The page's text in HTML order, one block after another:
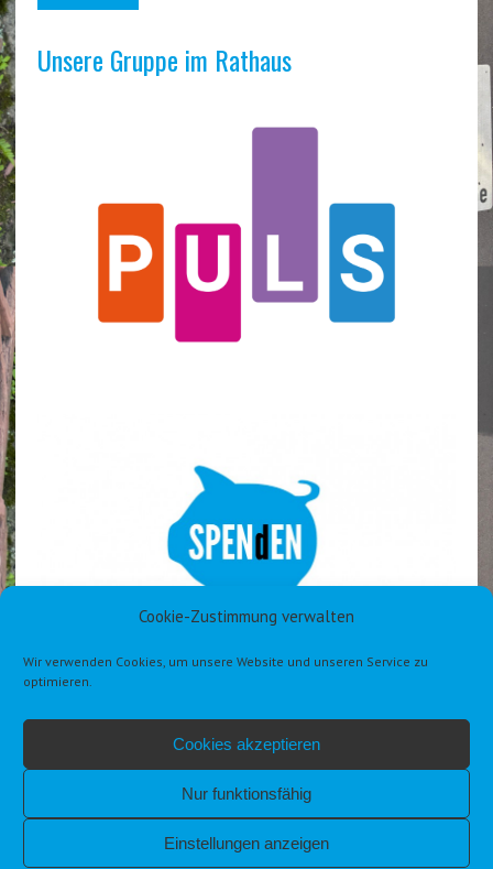
Cookie-Zustimmung verwalten
Wir verwenden Cookies, um unsere Website und unseren Service zu
optimieren.
Cookies akzeptieren
Nur funktionsfähig
Einstellungen anzeigen
Unsere Gruppe im Rathaus
DATENSCHUTZERKLÄRUNG DSGVO